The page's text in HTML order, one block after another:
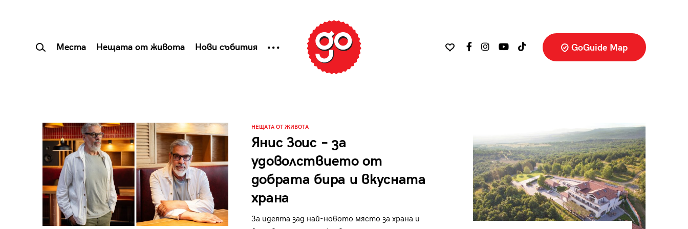
Места Нещата от живота Нови събития GoGuide Map
НЕЩАТА ОТ ЖИВОТА
Янис Зоис – за
удоволствието от
добрата бира и вкусната
храна
За идеята зад най-новото място за храна и